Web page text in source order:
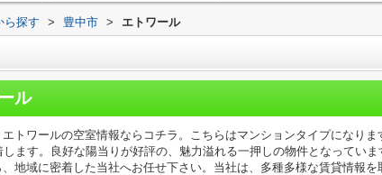
ら探す > 豊中市 > エトワール
ル
エトワールの空室情報ならコチラ。こちらはマンションタイプになり
します。良好な陽当りが好評の、魅力溢れる一押しの物件となってい
地域に密着した当社へお任せ下さい。当社は、多種多様な賃貸情報